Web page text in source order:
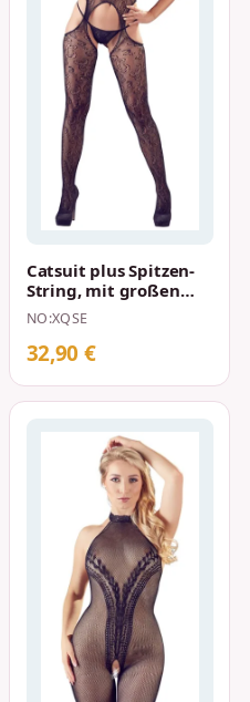
Catsuit plus Spitzen-
String, mit großen
Cut-outs, in Paisley-
Optik in…
NO:XQSE
32,90 €